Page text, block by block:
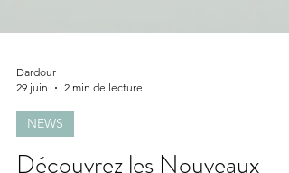
Dardour
29 juin
NEWS